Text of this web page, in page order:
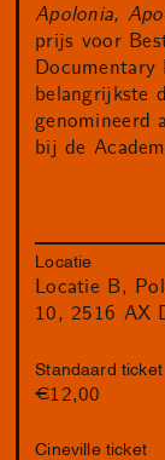
Apolonia,
prijs voor
Documentary
belangrijkste
genomineerd
bij de
Locatie
Locatie B,
10, 2516 AX
Standaard ticket
€12,00
Cineville ticket